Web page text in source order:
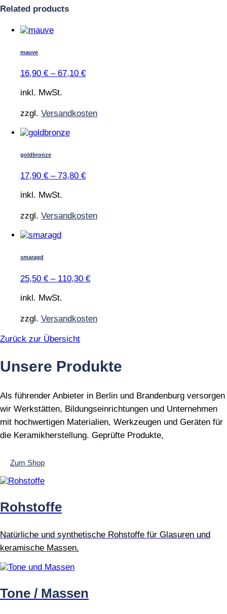
Related products
Dieses
Varianten
Die
können
der
mauve
16,90 € – 67,10 €
inkl. MwSt.
zzgl. Versandkosten
Dieses
Varianten
können
goldbronze
17,90 € – 73,80 €
inkl. MwSt.
zzgl. Versandkosten
Dieses
Varianten
auf.
können
der
werden
smaragd
25,50 € – 110,30 €
inkl. MwSt.
zzgl. Versandkosten
Zurück zur Übersicht
Unsere Produkte
Als führender Anbieter in Berlin und Brandenburg versorgen
wir Werkstätten, Bildungseinrichtungen und Unternehmen
mit hochwertigen Materialien, Werkzeugen und Geräten für
die Keramikherstellung. Geprüfte Produkte,
Zum Shop
Rohstoffe
Natürliche und synthetische Rohstoffe für Glasuren und
keramische Massen.
Tone / Massen